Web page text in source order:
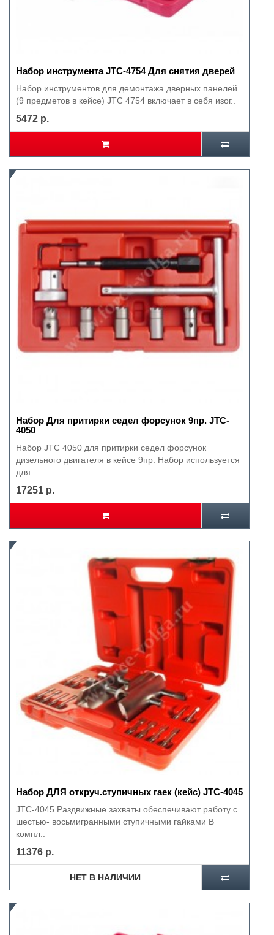
Набор инструмента JTC-4754 Для снятия дверей
Набор инструментов для демонтажа дверных панелей
(9 предметов в кейсе) JTC 4754 включает в себя изог..
5472 р.
Набор Для притирки седел форсунок 9пр. JTC-
4050
Набор JTC 4050 для притирки седел форсунок
дизельного двигателя в кейсе 9пр. Набор используется
для..
17251 р.
Набор ДЛЯ откруч.ступичных гаек (кейс) JTC-4045
JTC-4045 Раздвижные захваты обеспечивают работу с
шестью- восьмигранными ступичными гайками В
компл..
11376 р.
НЕТ В НАЛИЧИИ